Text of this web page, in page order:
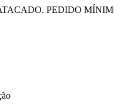
PEDIDO